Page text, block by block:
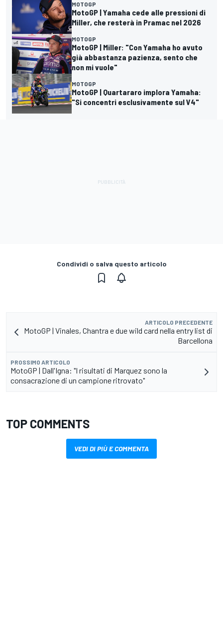
MOTOGP
MotoGP | Yamaha cede alle pressioni di
Miller, che resterà in Pramac nel 2026
MOTOGP
MotoGP | Miller: "Con Yamaha ho avuto
già abbastanza pazienza, sento che
non mi vuole"
MOTOGP
MotoGP | Quartararo implora Yamaha:
"Si concentri esclusivamente sul V4"
Condividi o salva questo articolo
ARTICOLO PRECEDENTE
MotoGP | Vinales, Chantra e due wild card nella entry list di
Barcellona
PROSSIMO ARTICOLO
MotoGP | Dall'Igna: "I risultati di Marquez sono la
consacrazione di un campione ritrovato"
TOP COMMENTS
VEDI DI PIÙ E COMMENTA